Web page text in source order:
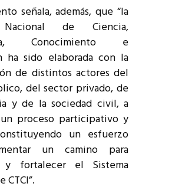
señala, además, que “la
de Ciencia,
Conocimiento e
ha sido elaborada con la
de distintos actores del
del sector privado, de
y de la sociedad civil, a
proceso participativo y
un esfuerzo
un camino para
y fortalecer el Sistema
CTCI”.